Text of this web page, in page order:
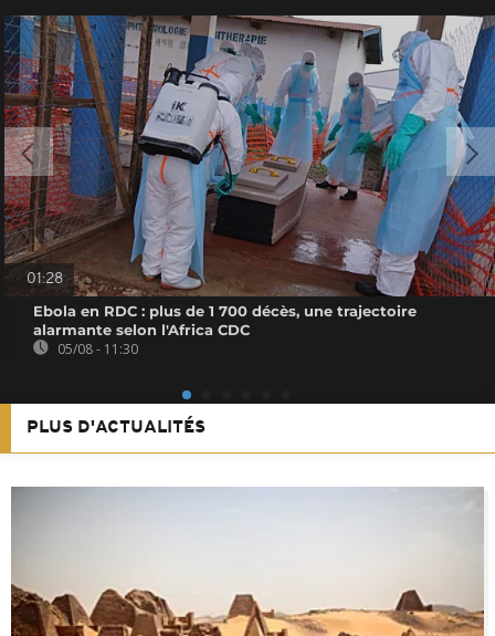
01:28
Ebola en RDC : plus de 1 700 décès, une trajectoire
alarmante selon l'Africa CDC
05/08 - 11:30
PLUS D'ACTUALITÉS